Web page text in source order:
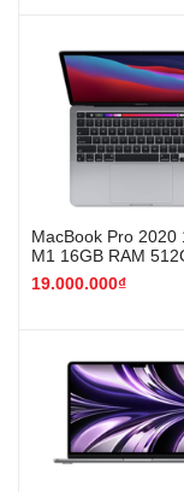
MacBook Pro 2020
M1 16GB RAM
Like New
19.000.000₫